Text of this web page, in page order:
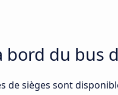
du bus
de sièges sont